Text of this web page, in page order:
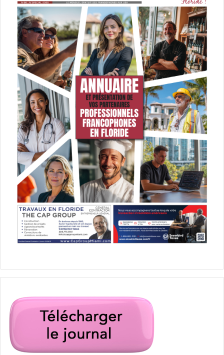
Calle Ocho 2020
Calle Ocho Music Festival
CarnavalMiami cubain Mau y Ricky
musique cubaine